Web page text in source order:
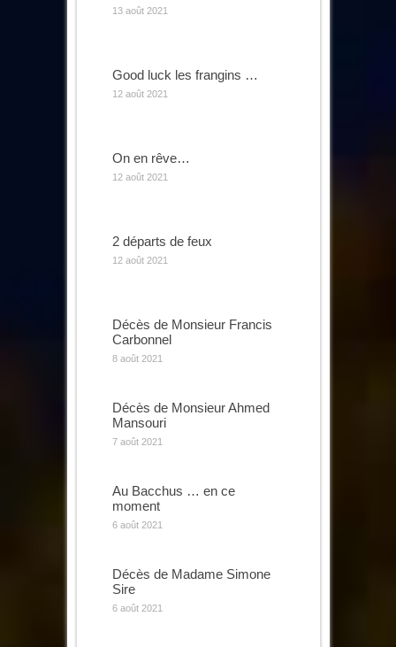
13 août 2021
Good luck les frangins …
12 août 2021
On en rêve…
12 août 2021
2 départs de feux
12 août 2021
Décès de Monsieur Francis
Carbonnel
8 août 2021
Décès de Monsieur Ahmed
Mansouri
7 août 2021
Au Bacchus … en ce
moment
6 août 2021
Décès de Madame Simone
Sire
6 août 2021